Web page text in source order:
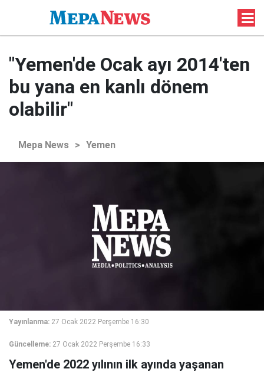
"Yemen'de Ocak ayı 2014'ten
bu yana en kanlı dönem
olabilir"
Mepa News > Yemen
Yayınlanma: 27 Ocak 2022 Perşembe 16:30
Güncelleme: 27 Ocak 2022 Perşembe 16:33
Yemen'de 2022 yılının ilk ayında yaşanan